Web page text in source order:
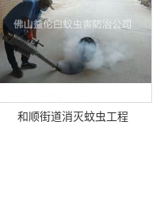
和顺街道消灭蚊虫工程